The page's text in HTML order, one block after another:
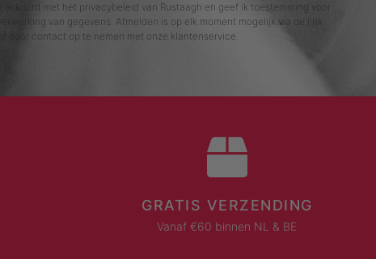
met het privacybeleid van Rustaagh en geef ik toestemming voor
van gegevens. Afmelden is op elk moment mogelijk via de link
door contact op te nemen met onze klantenservice.
GRATIS VERZENDING
Vanaf €60 binnen NL & BE